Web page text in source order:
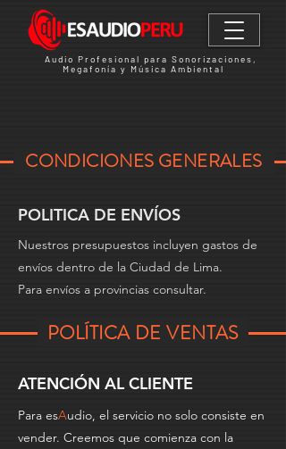
Audio Profesional para Sonorizaciones,
Megafonía y Música Ambiental
CONDICIONES GENERALES
POLITICA DE ENVÍOS
Nuestros presupuestos incluyen gastos de
envíos dentro de la Ciudad de Lima.
Para envíos a provincias consultar.
POLÍTICA DE VENTAS
ATENCIÓN AL CLIENTE
Para esAudio, el servicio no solo consiste en
vender. Creemos que comienza con la